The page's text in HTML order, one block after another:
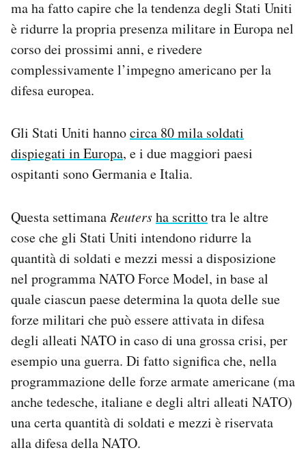
ma ha fatto capire che la tendenza degli Stati Uniti
è ridurre la propria presenza militare in Europa nel
corso dei prossimi anni, e rivedere
complessivamente l’impegno americano per la
difesa europea.
Gli Stati Uniti hannocirca 80 mila soldati
dispiegati in Europa, e i due maggiori paesi
ospitanti sono Germania e Italia.
Questa settimana Reutersha scrittotra le altre
cose che gli Stati Uniti intendono ridurre la
quantità di soldati e mezzi messi a disposizione
nel programma NATO Force Model, in base al
quale ciascun paese determina la quota delle sue
forze militari che può essere attivata in difesa
degli alleati NATO in caso di una grossa crisi, per
esempio una guerra. Di fatto significa che, nella
programmazione delle forze armate americane (ma
anche tedesche, italiane e degli altri alleati NATO)
una certa quantità di soldati e mezzi è riservata
alla difesa della NATO.